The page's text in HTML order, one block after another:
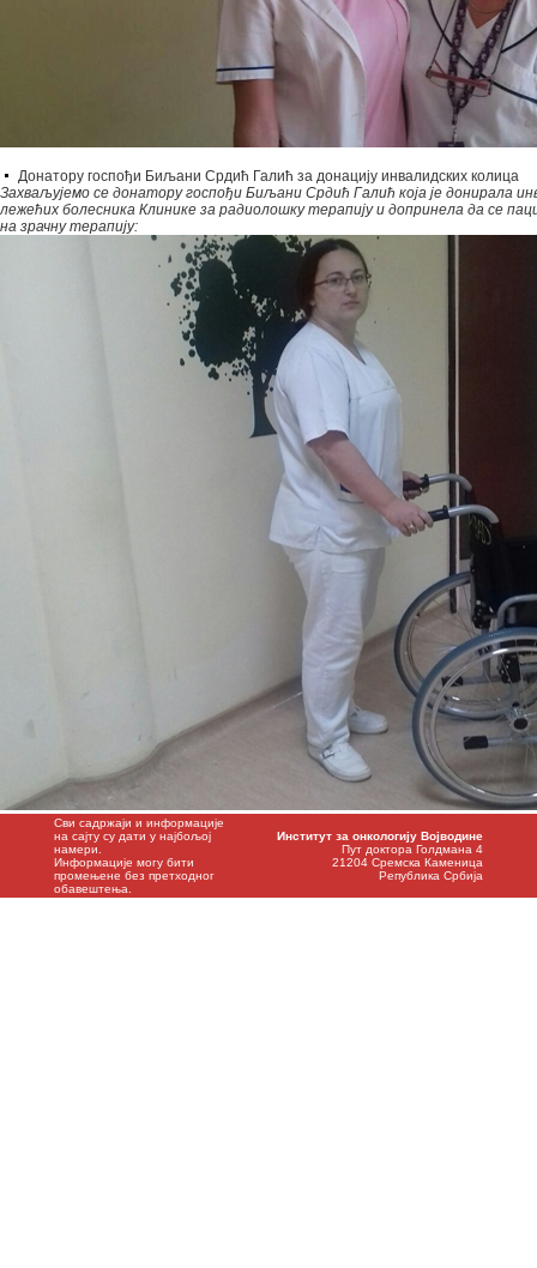
Донатору госпођи Биљани Срдић Галић за донацију инвалидских колица
Захваљујемо се донатору госпођи Биљани Срдић Галић која је донирала
лежећих болесника Клинике за радиолошку терапију и допринела да се
на зрачну терапију:
Сви садржаји и информације
на сајту су дати у најбољој
намери.
Информације могу бити
промењене без претходног
обавештења.
Институт за онкологију Војводине
Пут доктора Голдмана 4
21204 Сремска Каменица
Република Србија